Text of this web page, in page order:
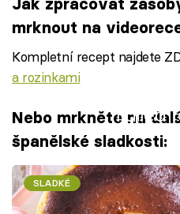
mrknout na
Kompletní recept najdete
a rozinkami
Failed
Nebo mrkněte na
španělské sladkosti:
SLADKÉ